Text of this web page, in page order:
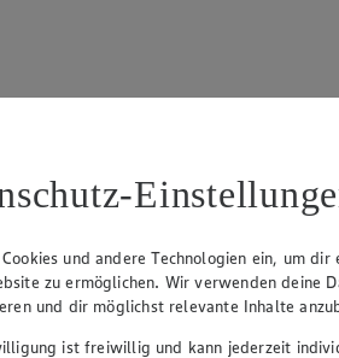
Claus Hollinger
gewährt Ihnen jedoch das Recht, den
und andere Technologien ein, um
zu ermöglichen. Wir verwenden deine
und dir möglichst relevante Inhalte
ist freiwillig und kann jederzeit